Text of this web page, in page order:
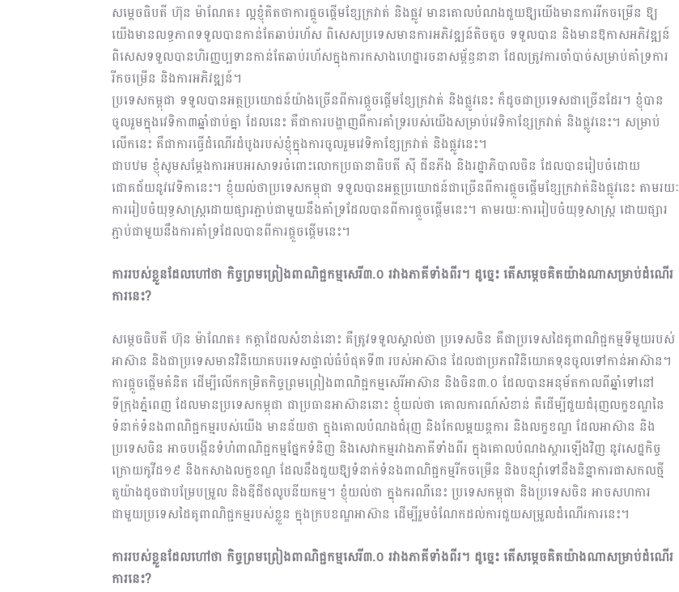
សម្តេចធិបតី ហ៊ុន ម៉ាណែត៖ ល្អខ្ញុំគិតថាការផ្តួចផ្តើមខ្សែក្រវាត់ និងផ្លូវ មានគោលបំណងជួយឱ្យយើងមានការរីកចម្រើន ឱ្យ
យើងមានលទ្ធភាពទទួលបានកាន់តែឆាប់រហ័ស ពិសេសប្រទេសមានការអភិវឌ្ឍន៍តិចតួច ទទួលបាន និងមានឱកាសអភិវឌ្ឍន៍
ពិសេសទទួលបានហិរញ្ញប្បទានកាន់តែឆាប់រហ័សក្នុងការកសាងហេដ្ឋារចនាសម្ព័ន្ធនានា ដែលត្រូវការចាំបាច់សម្រាប់គាំទ្រការ
រីកចម្រើន និងការអភិវឌ្ឍន៍។
ប្រទេសកម្ពុជា ទទួលបានអត្ថប្រយោជន៍យ៉ាងច្រើនពីការផ្តួចផ្តើមខ្សែក្រវាត់ និងផ្លូវនេះ ក៏ដូចជាប្រទេសជាច្រើនដែរ។ ខ្ញុំបាន
ចូលរួមក្នុងវេទិកា៣ឆ្នាំជាប់គ្នា ដែលនេះ គឺជាការបង្ហាញពីការគាំទ្ររបស់យើងសម្រាប់វេទិកាខ្សែក្រវាត់ និងផ្លូវនេះ។ សម្រាប់
លើកនេះ គឺជាការធ្វើដំណើរដំបូងរបស់ខ្ញុំក្នុងការចូលរួមវេទិកាខ្សែក្រវាត់ និងផ្លូវនេះ។
ជាបឋម ខ្ញុំសូមសម្តែងការអបអរសាទរចំពោះលោកប្រធានាធិបតី ស៊ី ជីនភីង និងរដ្ឋាភិបាលចិន ដែលបានរៀបចំដោយ
ជោគជ័យនូវវេទិកានេះ។ ខ្ញុំយល់ថាប្រទេសកម្ពុជា ទទួលបានអត្ថប្រយោជន៍ជាច្រើនពីការផ្តួចផ្តើមខ្សែក្រវាត់និងផ្លូវនេះ តាមរយៈ
ការរៀបចំយុទ្ធសាស្ត្រដោយផ្សារភ្ជាប់ជាមួយនឹងគាំទ្រដែលបានពីការផ្តួចផ្តើមនេះ។ តាមរយៈការរៀបចំយុទ្ធសាស្ត្រ ដោយផ្សារ
ភ្ជាប់ជាមួយនឹងការគាំទ្រដែលបានពីការផ្តួចផ្តើមនេះ។
ការរបស់ខ្លួនដែលហៅថា កិច្ចព្រមព្រៀងពាណិជ្ជកម្មសេរី៣.០ រវាងភាគីទាំងពីរ។ ដូច្នេះ តើសម្តេចគិតយ៉ាងណាសម្រាប់ដំណើរ
ការនេះ?
សម្តេចធិបតី ហ៊ុន ម៉ាណែត៖ កត្តាដែលសំខាន់នោះ គឺត្រូវទទួលស្គាល់ថា ប្រទេសចិន គឺជាប្រទេសដៃគូពាណិជ្ជកម្មទីមួយរបស់
អាស៊ាន និងជាប្រទេសមានវិនិយោគបរទេសផ្ទាល់ធំបំផុតទី៣ របស់អាស៊ាន ដែលជាប្រភពវិនិយោគទុនចូលទៅកាន់អាស៊ាន។
ការផ្តួចផ្តើមគំនិត ដើម្បីលើកកម្រិតកិច្ចព្រមព្រៀងពាណិជ្ជកម្មសេរីអាស៊ាន និងចិន៣.០ ដែលបានអនុម័តកាលពីឆ្នាំទៅនៅ
ទីក្រុងភ្នំពេញ ដែលមានប្រទេសកម្ពុជា ជាប្រធានអាស៊ាននោះ ខ្ញុំយល់ថា គោលការណ៍សំខាន់ គឺដើម្បីជួយជំរុញលក្ខខណ្ឌនៃ
ទំនាក់ទំនងពាណិជ្ជកម្មរបស់យើង មានន័យថា ក្នុងគោលបំណងជំរុញ និងកែលម្អយន្តការ និងលក្ខខណ្ឌ ដែលអាស៊ាន និង
ប្រទេសចិន អាចបង្កើនទំហំពាណិជ្ជកម្មផ្នែកទំនិញ និងសេវាកម្មរវាងភាគីទាំងពីរ ក្នុងគោលបំណងស្តារឡើងវិញ នូវសេដ្ឋកិច្ច
ក្រោយកូវីដ១៩ និងកសាងលក្ខខណ្ឌ ដែលនឹងជួយឱ្យទំនាក់ទំនងពាណិជ្ជកម្មរីកចម្រើន និងបន្សុាំទៅនឹងនិន្នាការជាសកលថ្មី
តួយ៉ាងដូចជាបម្រែបម្រួល និងឌីជីថលូបនីយកម្ម។ ខ្ញុំយល់ថា ក្នុងករណីនេះ ប្រទេសកម្ពុជា និងប្រទេសចិន អាចសហការ
ជាមួយប្រទេសដៃគូពាណិជ្ជកម្មរបស់ខ្លួន ក្នុងក្របខណ្ឌអាស៊ាន ដើម្បីរួមចំណែកដល់ការជួយសម្រួលដំណើរការនេះ។
ការរបស់ខ្លួនដែលហៅថា កិច្ចព្រមព្រៀងពាណិជ្ជកម្មសេរី៣.០ រវាងភាគីទាំងពីរ។ ដូច្នេះ តើសម្តេចគិតយ៉ាងណាសម្រាប់ដំណើរ
ការនេះ?